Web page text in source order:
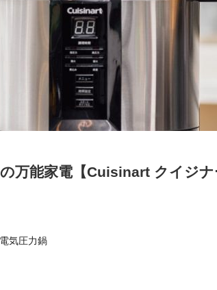
万能家電【Cuisinart クイジナ
電気圧力鍋